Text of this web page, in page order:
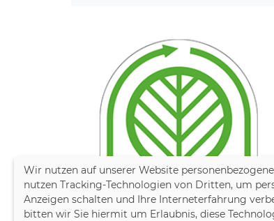
Wir nutzen auf unserer Website
nutzen Tracking-Technologien von Dritten, um
Anzeigen schalten und Ihre Interneterfahrung
bitten wir Sie hiermit um Erlaubnis, diese